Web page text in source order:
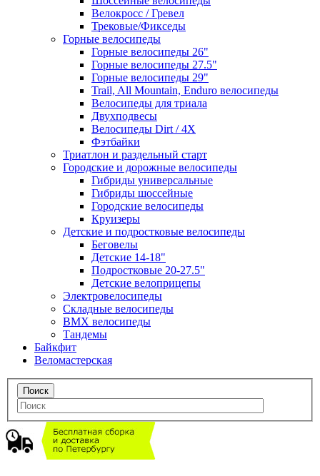
Велокросс / Гревел
Трековые/Фикседы
Горные велосипеды
Горные велосипеды 26"
Горные велосипеды 27.5"
Горные велосипеды 29"
Trail, All Mountain, Enduro велосипеды
Велосипеды для триала
Двухподвесы
Велосипеды Dirt / 4X
Фэтбайки
Триатлон и раздельный старт
Городские и дорожные велосипеды
Гибриды универсальные
Гибриды шоссейные
Городские велосипеды
Круизеры
Детские и подростковые велосипеды
Беговелы
Детские 14-18"
Подростковые 20-27.5"
Детские велоприцепы
Электровелосипеды
Складные велосипеды
BMX велосипеды
Тандемы
Байкфит
Веломастерская